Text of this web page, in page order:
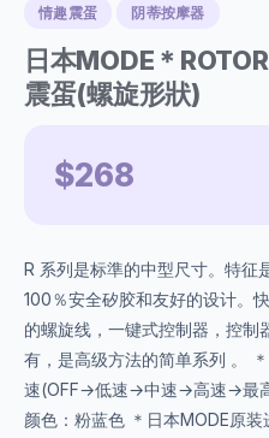
情趣震蛋 阴蒂按摩器
日本MODE＊
震蛋(螺旋形狀)
$268
R 系列是标準的中型尺寸。特征
100％安全矽胶和友好的设计。
的螺旋线，一键式控制器，控
有，是高级方法的简单系列 。
速(OFF→低速→中速→高速→最
颜色：粉蓝色 ＊日本MODE原